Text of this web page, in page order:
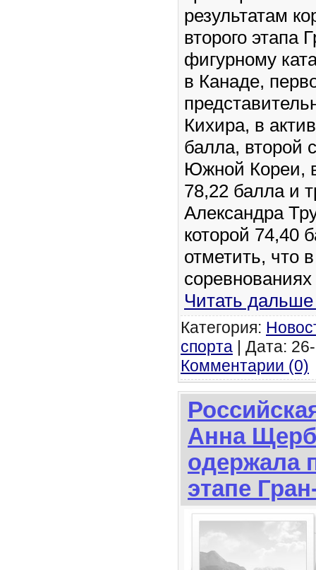
результатам
второго этапа
фигурному
в Канаде,
Кихира, в
балла, второй
Южной Кореи,
78,22 балла и
Александра
которой 74,40
отметить, что
Читать
Категория:
спорта | Дата:
Комментарии (0)
Анна
одержала
этапе